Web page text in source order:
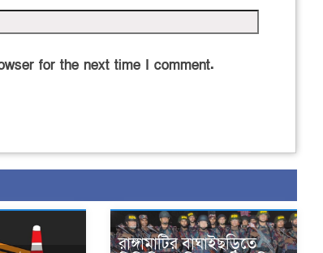
for the next time I comment.
রাঙ্গামাটির বাঘাইছড়িতে